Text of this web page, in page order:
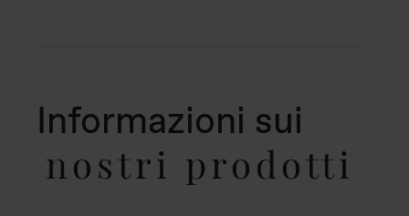
Informazioni sui
nostri prodotti